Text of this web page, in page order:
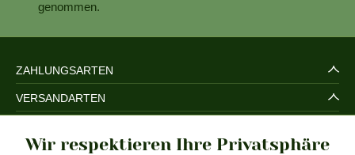
genommen.
ZAHLUNGSARTEN
VERSANDARTEN
Wir respektieren Ihre Privatsphäre